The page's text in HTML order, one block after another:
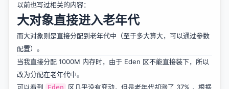
以前也写过相关的内容：
大对象直接进入老年代
而大对象则是直接分配到老年代中（至于多大算大，可以通过参数
配置）。
当我直接分配 1000M 内存时，由于 Eden 区不能直接装下，所以
改为分配在老年代中。
可以看到
Eden
区几乎没有变动，但是老年代却涨了 37% ，根据